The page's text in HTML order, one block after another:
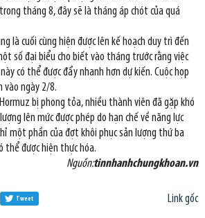
tháng 8, đây sẽ là tháng áp chót của quá
là cuối cùng hiện được lên kế hoạch duy trì đến
số đại biểu cho biết vào tháng trước rằng việc
có thể được đẩy nhanh hơn dự kiến. Cuộc họp
vào ngày 2/8.
bị phong tỏa, nhiều thành viên đã gặp khó
lên mức được phép do hạn chế về năng lực
một phần của đợt khôi phục sản lượng thứ ba
thể được hiện thực hóa.
Nguồn:tinnhanhchungkhoan.vn
Link gốc
Tweet